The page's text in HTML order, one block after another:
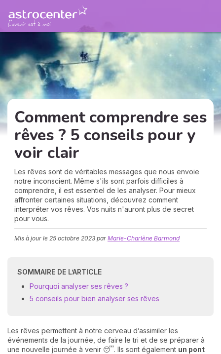
Comment comprendre ses
rêves ? 5 conseils pour y
voir clair
Les rêves sont de véritables messages que nous envoie
notre inconscient. Même s'ils sont parfois difficiles à
comprendre, il est essentiel de les analyser. Pour mieux
affronter certaines situations, découvrez comment
interpréter vos rêves. Vos nuits n'auront plus de secret
pour vous.
Mis à jour le 25 octobre 2023 par Marie-Charlène Barmond
SOMMAIRE DE L’ARTICLE
Pourquoi analyser ses rêves ?
5 conseils pour bien analyser ses rêves
Les rêves permettent à notre cerveau d’assimiler les
événements de la journée, de faire le tri et de se préparer à
une nouvelle journée à venir 😴. Ils sont également un pont